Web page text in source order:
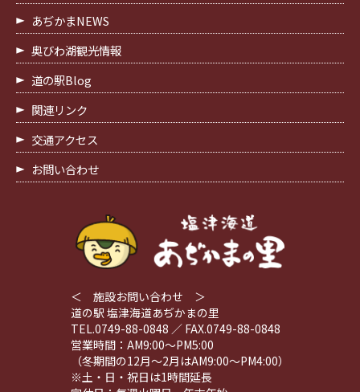
あぢかまNEWS
奥びわ湖観光情報
道の駅Blog
関連リンク
交通アクセス
お問い合わせ
＜ 施設お問い合わせ ＞
道の駅 塩津海道あぢかまの里
TEL.0749-88-0848 ／ FAX.0749-88-0848
営業時間：AM9:00～PM5:00
（冬期間の12月～2月はAM9:00～PM4:00）
※土・日・祝日は1時間延長